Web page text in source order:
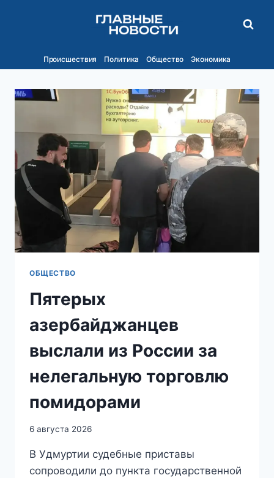
Происшествия Политика Общество Экономика
ОБЩЕСТВО
Пятерых
азербайджанцев
выслали из России за
нелегальную торговлю
помидорами
6 августа 2026
В Удмуртии судебные приставы
сопроводили до пункта государственной